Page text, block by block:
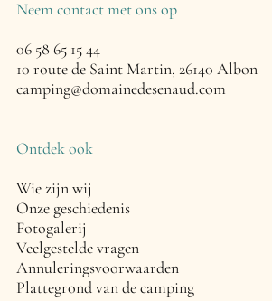
Neem contact met ons op
06 58 65 15 44
10 route de Saint Martin, 26140 Albon
camping@domainedesenaud.com
Ontdek ook
Wie zijn wij
Onze geschiedenis
Fotogalerij
Veelgestelde vragen
Annuleringsvoorwaarden
Plattegrond van de camping